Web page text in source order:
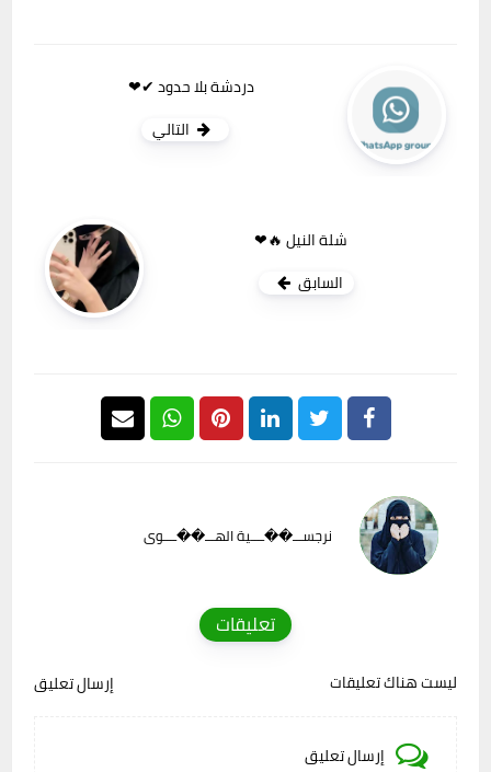
دردشة بلا حدود ✔❤
التالي
شلة النيل 🔥❤
السابق
نرجســـ��ــــية الهـــ��ــــوى
تعليقات
ليست هناك تعليقات إرسال تعليق
إرسال تعليق